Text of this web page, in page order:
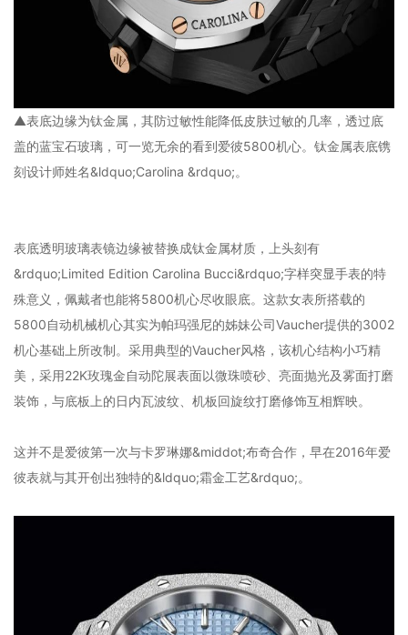
▲表底边缘为钛金属，其防过敏性能降低皮肤过敏的几率，透过底
盖的蓝宝石玻璃，可一览无余的看到爱彼5800机心。钛金属表底镌
刻设计师姓名&ldquo;Carolina &rdquo;。
表底透明玻璃表镜边缘被替换成钛金属材质，上头刻有
&rdquo;Limited Edition Carolina Bucci&rdquo;字样突显手表的特
殊意义，佩戴者也能将5800机心尽收眼底。这款女表所搭载的
5800自动机械机心其实为帕玛强尼的姊妹公司Vaucher提供的3002
机心基础上所改制。采用典型的Vaucher风格，该机心结构小巧精
美，采用22K玫瑰金自动陀展表面以微珠喷砂、亮面抛光及雾面打磨
装饰，与底板上的日内瓦波纹、机板回旋纹打磨修饰互相辉映。
这并不是爱彼第一次与卡罗琳娜&middot;布奇合作，早在2016年爱
彼表就与其开创出独特的&ldquo;霜金工艺&rdquo;。